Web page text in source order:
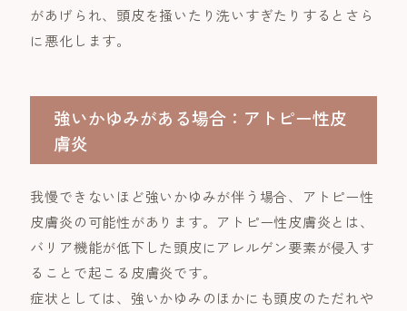
があげられ、頭皮を掻いたり洗いすぎたりするとさら
に悪化します。
強いかゆみがある場合：アトピー性皮
膚炎
我慢できないほど強いかゆみが伴う場合、アトピー性
皮膚炎の可能性があります。アトピー性皮膚炎とは、
バリア機能が低下した頭皮にアレルゲン要素が侵入す
ることで起こる皮膚炎です。
症状としては、強いかゆみのほかにも頭皮のただれや